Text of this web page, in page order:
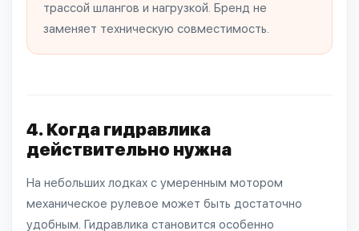
трассой шлангов и нагрузкой. Бренд не
заменяет техническую совместимость.
4. Когда гидравлика
действительно нужна
На небольших лодках с умеренным мотором
механическое рулевое может быть достаточно
удобным. Гидравлика становится особенно